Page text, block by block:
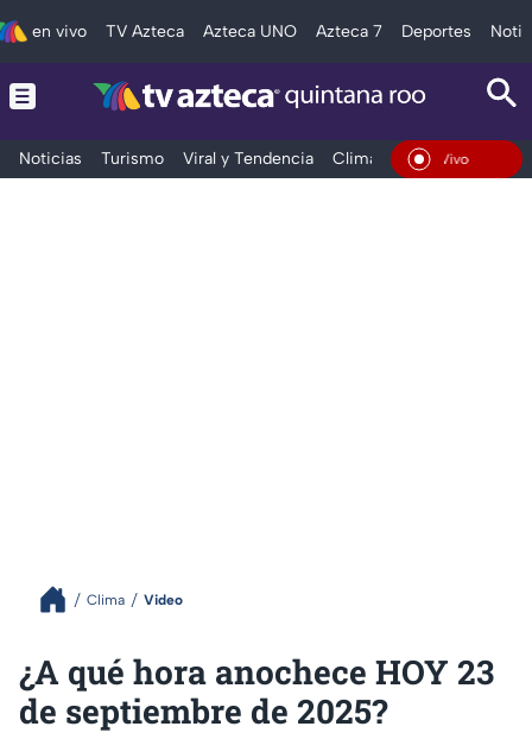
en vivo TV Azteca Azteca UNO Azteca 7 Deportes
Noticias Turismo Viral y Tendencia Clima Tráfico
En Vivo
Clima Video
¿A qué hora anochece HOY 23
de septiembre de 2025?